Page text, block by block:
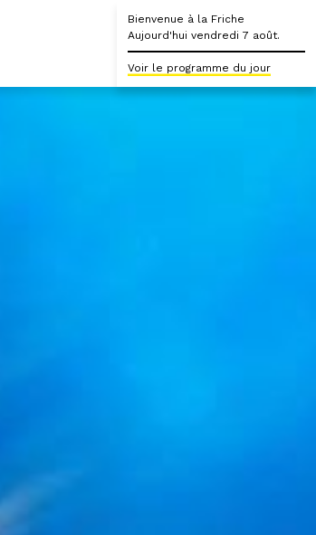
Bienvenue à la Friche
Aujourd'hui vendredi 7 août.
Voir le programme du jour